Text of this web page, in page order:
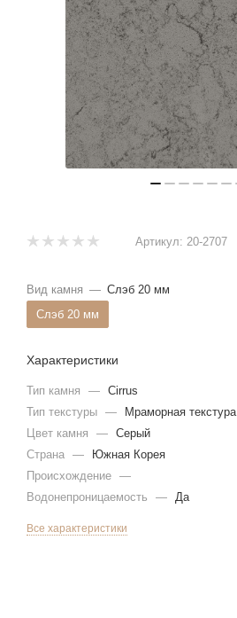
Артикул: 20-2707
Вид камня — Слэб 20 мм
Слэб 20 мм
Характеристики
Тип камня — Cirrus
Тип текстуры —
Мраморная текстура
Цвет камня
— Серый
Страна —
Южная Корея
Происхождение —
Водонепроницаемость
— Да
Все характеристики